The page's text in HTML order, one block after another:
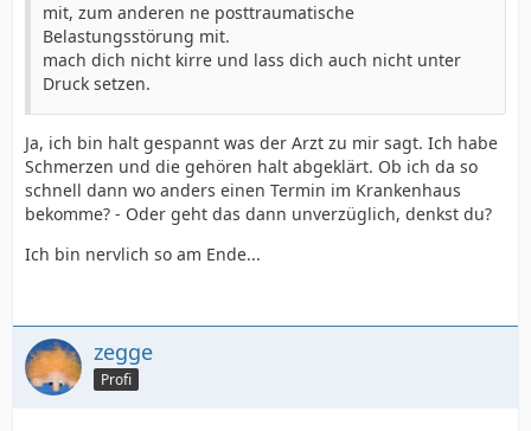
mit, zum anderen ne posttraumatische
Belastungsstörung mit.
mach dich nicht kirre und lass dich auch nicht unter
Druck setzen.
Ja, ich bin halt gespannt was der Arzt zu mir sagt. Ich habe
Schmerzen und die gehören halt abgeklärt. Ob ich da so
schnell dann wo anders einen Termin im Krankenhaus
bekomme? - Oder geht das dann unverzüglich, denkst du?
Ich bin nervlich so am Ende...
zegge
Profi